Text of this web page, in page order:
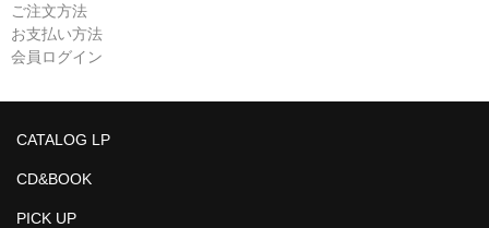
ご注文方法
お支払い方法
会員ログイン
CATALOG LP
CD&BOOK
PICK UP